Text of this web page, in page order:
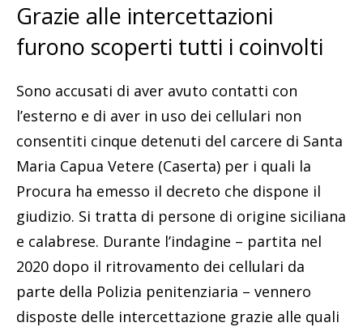
Grazie alle intercettazioni
furono scoperti tutti i coinvolti
Sono accusati di aver avuto contatti con
l’esterno e di aver in uso dei cellulari non
consentiti cinque detenuti del carcere di Santa
Maria Capua Vetere (Caserta) per i quali la
Procura ha emesso il decreto che dispone il
giudizio. Si tratta di persone di origine siciliana
e calabrese. Durante l’indagine – partita nel
2020 dopo il ritrovamento dei cellulari da
parte della Polizia penitenziaria – vennero
disposte delle intercettazione grazie alle quali